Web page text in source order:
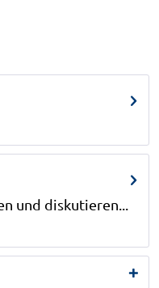
und diskutieren...